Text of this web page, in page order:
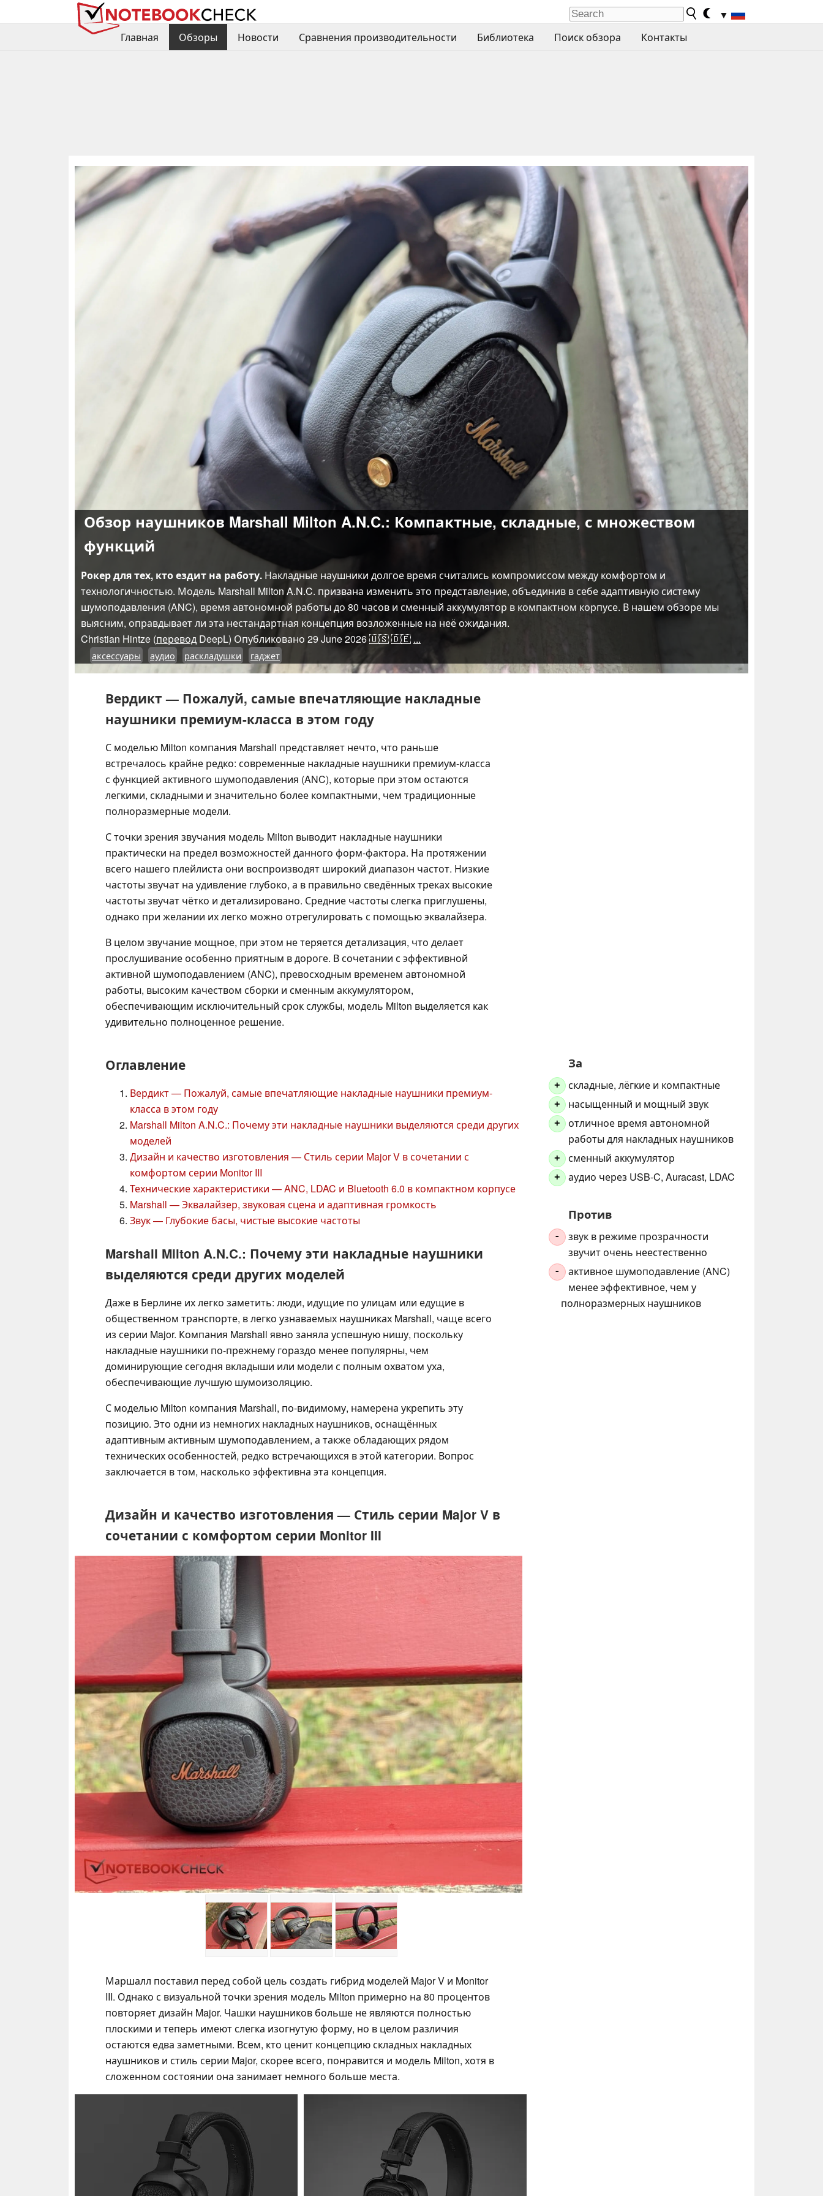
▼
Главная
Обзоры Новости Сравнения производительности Библиотека Поиск обзора Контакты
Обзор наушников Marshall Milton A.N.C.: Компактные, складные, с множеством
функций
Рокер для тех, кто ездит на работу. Накладные наушники долгое время считались компромиссом между комфортом и
технологичностью. Модель Marshall Milton A.N.C. призвана изменить это представление, объединив в себе адаптивную систему
шумоподавления (ANC), время автономной работы до 80 часов и сменный аккумулятор в компактном корпусе. В нашем обзоре мы
выясним, оправдывает ли эта нестандартная концепция возложенные на неё ожидания.
Christian Hintze (перевод DeepL) Опубликовано 29 June 2026🇺🇸🇩🇪 ...
аксессуары аудио раскладушки гаджет
Вердикт — Пожалуй, самые впечатляющие накладные
наушники премиум-класса в этом году
С моделью Milton компания Marshall представляет нечто, что раньше
встречалось крайне редко: современные накладные наушники премиум-класса
с функцией активного шумоподавления (ANC), которые при этом остаются
легкими, складными и значительно более компактными, чем традиционные
полноразмерные модели.
С точки зрения звучания модель Milton выводит накладные наушники
практически на предел возможностей данного форм-фактора. На протяжении
всего нашего плейлиста они воспроизводят широкий диапазон частот. Низкие
частоты звучат на удивление глубоко, а в правильно сведённых треках высокие
частоты звучат чётко и детализировано. Средние частоты слегка приглушены,
однако при желании их легко можно отрегулировать с помощью эквалайзера.
В целом звучание мощное, при этом не теряется детализация, что делает
прослушивание особенно приятным в дороге. В сочетании с эффективной
активной шумоподавлением (ANC), превосходным временем автономной
работы, высоким качеством сборки и сменным аккумулятором,
обеспечивающим исключительный срок службы, модель Milton выделяется как
удивительно полноценное решение.
За
+ складные, лёгкие и компактные
+ насыщенный и мощный звук
+
отличное время автономной
работы для накладных наушников
+ сменный аккумулятор
+ аудио через USB-C, Auracast, LDAC
Против
-
звук в режиме прозрачности
звучит очень неестественно
-
активное шумоподавление (ANC)
менее эффективное, чем у
полноразмерных наушников
Оглавление
Вердикт — Пожалуй, самые впечатляющие накладные наушники премиум-
класса в этом году
Marshall Milton A.N.C.: Почему эти накладные наушники выделяются среди других
моделей
Дизайн и качество изготовления — Стиль серии Major V в сочетании с
комфортом серии Monitor III
Технические характеристики — ANC, LDAC и Bluetooth 6.0 в компактном корпусе
Marshall — Эквалайзер, звуковая сцена и адаптивная громкость
Звук — Глубокие басы, чистые высокие частоты
Marshall Milton A.N.C.: Почему эти накладные наушники
выделяются среди других моделей
Даже в Берлине их легко заметить: люди, идущие по улицам или едущие в
общественном транспорте, в легко узнаваемых наушниках Marshall, чаще всего
из серии Major. Компания Marshall явно заняла успешную нишу, поскольку
накладные наушники по-прежнему гораздо менее популярны, чем
доминирующие сегодня вкладыши или модели с полным охватом уха,
обеспечивающие лучшую шумоизоляцию.
С моделью Milton компания Marshall, по-видимому, намерена укрепить эту
позицию. Это одни из немногих накладных наушников, оснащённых
адаптивным активным шумоподавлением, а также обладающих рядом
технических особенностей, редко встречающихся в этой категории. Вопрос
заключается в том, насколько эффективна эта концепция.
Дизайн и качество изготовления — Стиль серии Major V в
сочетании с комфортом серии Monitor III
Маршалл поставил перед собой цель создать гибрид моделей Major V и Monitor
III. Однако с визуальной точки зрения модель Milton примерно на 80 процентов
повторяет дизайн Major. Чашки наушников больше не являются полностью
плоскими и теперь имеют слегка изогнутую форму, но в целом различия
остаются едва заметными. Всем, кто ценит концепцию складных накладных
наушников и стиль серии Major, скорее всего, понравится и модель Milton, хотя в
сложенном состоянии она занимает немного больше места.